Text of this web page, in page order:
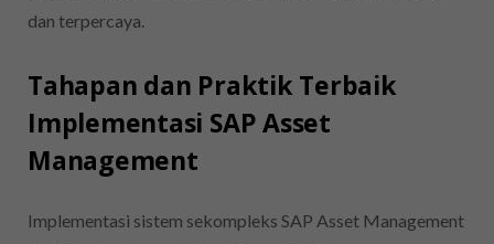
dan terpercaya.
Tahapan dan Praktik Terbaik
Implementasi SAP Asset
Management
Implementasi sistem sekompleks SAP Asset Management